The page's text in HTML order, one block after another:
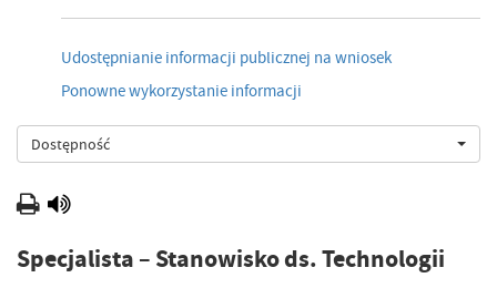
Udostępnianie informacji publicznej na wniosek
Ponowne wykorzystanie informacji
Dostępność
Specjalista – Stanowisko ds. Technologii